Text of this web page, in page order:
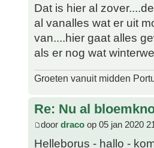
Dat is hier al
al vanalles wat er uit
van....hier gaat alles
als er nog wat
Groeten vanuit midden
Re: Nu al
door draco op 05 jan 2020
Helleborus - hallo -